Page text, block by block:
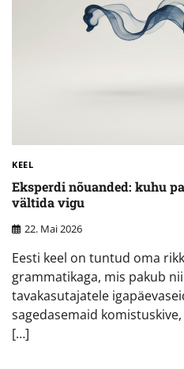
KEEL
Eksperdi nõuanded: kuhu
vältida vigu
22. Mai 2026
Eesti keel on tuntud oma
grammatikaga, mis pakub
tavakasutajatele
sagedasemaid
[…]